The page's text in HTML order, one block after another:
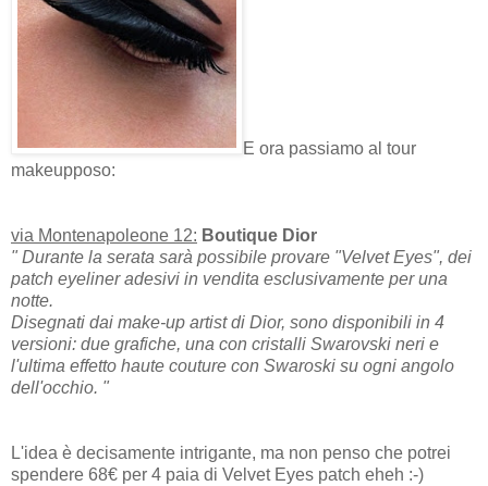
E ora passiamo al tour
makeupposo:
via Montenapoleone 12: Boutique Dior
" Durante la serata sarà possibile provare "Velvet Eyes", dei
patch eyeliner adesivi in vendita esclusivamente per una
notte.
Disegnati dai make-up artist di Dior, sono disponibili in 4
versioni: due grafiche, una con cristalli Swarovski neri e
l'ultima effetto haute couture con Swaroski su ogni angolo
dell'occhio. "
L'idea è decisamente intrigante, ma non penso che potrei
spendere 68€ per 4 paia di Velvet Eyes patch eheh :-)